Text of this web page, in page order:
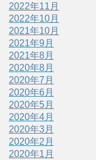
2022年11月
2022年10月
2021年10月
2021年9月
2021年8月
2020年8月
2020年7月
2020年6月
2020年5月
2020年4月
2020年3月
2020年2月
2020年1月